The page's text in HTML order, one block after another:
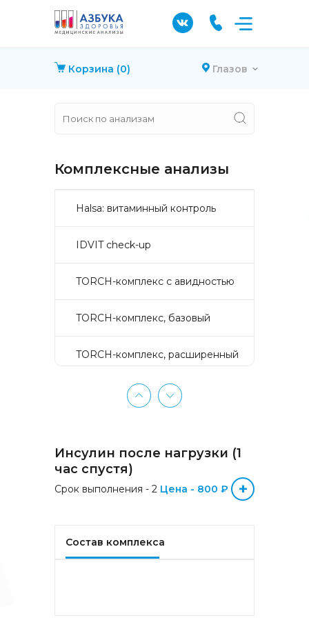
Корзина (0) Глазов
Комплексные анализы
Halsa: витаминный контроль
IDVIT check-up
TORCH-комплекс с авидностью
TORCH-комплекс, базовый
TORCH-комплекс, расширенный
TORCH-комплекс, скрининг
Аллергокомплекс «Пищевая
аллергия» IgE (ImmunoCAP)
(Яичный белок f1, Молоко f2,
Аллергокомплекс «Прогноз
Инсулин после нагрузки (1
час спустя)
Срок выполнения - 2 Цена - 800 ₽ +
Состав комплекса